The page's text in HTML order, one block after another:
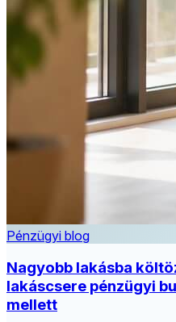
Pénzügyi blog
Nagyobb lakásba
lakáscsere pénzügyi
mellett